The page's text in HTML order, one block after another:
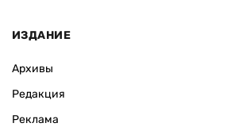
ИЗДАНИЕ
Архивы
Редакция
Реклама